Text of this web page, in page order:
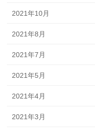
2021年10月
2021年8月
2021年7月
2021年5月
2021年4月
2021年3月